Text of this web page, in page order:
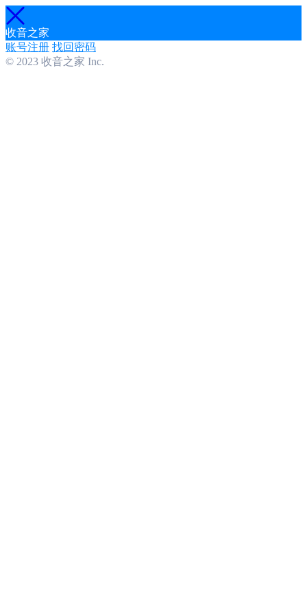
收音之家
账号注册 找回密码
© 2023 收音之家 Inc.